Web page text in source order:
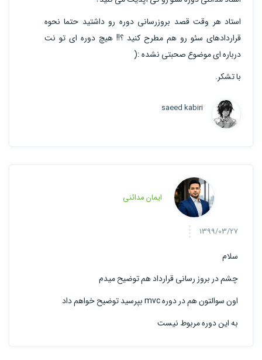
استاد هر وقت قصد بروزرسانی دوره رو داشتید حتما نحوه
قراردادهای سئو رو هم مطرح کنید ؟!! هیچ دوره ای تو نت
درباره ای موضوع صحبتی نشده :(
با تشکر.
saeed kabiri
ایمان مدائنی
1399/03/27
سلام
چشم در بروز رسانی قرارداد هم توضیح میدم
اون سوالتون هم در دوره mvc بپرسید توضیح خواهم داد
به این دوره مربوط نیست